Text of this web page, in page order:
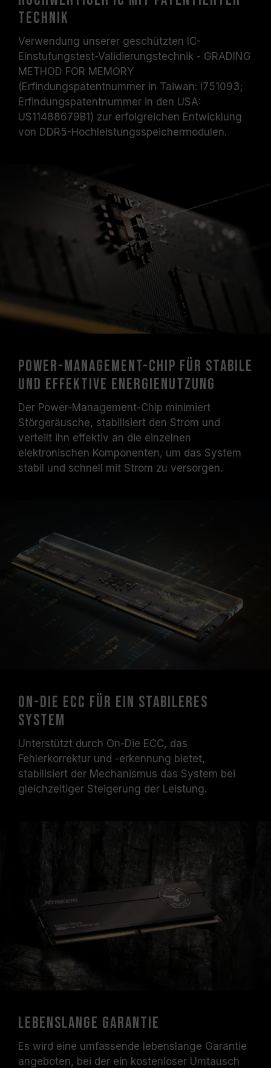
Technik
Verwendung unserer geschützten IC-
Einstufungstest-Validierungstechnik - GRADING
METHOD FOR MEMORY
(Erfindungspatentnummer in Taiwan: I751093;
Erfindungspatentnummer in den USA:
US11488679B1) zur erfolgreichen Entwicklung
von DDR5-Hochleistungsspeichermodulen.
Power-Management-Chip für stabile
und effektive Energienutzung
Der Power-Management-Chip minimiert
Störgeräusche, stabilisiert den Strom und
verteilt ihn effektiv an die einzelnen
elektronischen Komponenten, um das System
stabil und schnell mit Strom zu versorgen.
On-Die ECC für ein stabileres
System
Unterstützt durch On-Die ECC, das
Fehlerkorrektur und -erkennung bietet,
stabilisiert der Mechanismus das System bei
gleichzeitiger Steigerung der Leistung.
Lebenslange Garantie
Es wird eine umfassende lebenslange Garantie
angeboten, bei der ein kostenloser Umtausch